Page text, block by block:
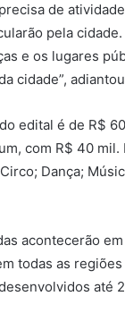
de
pela
e os lugares
cidade”,
edital é de R$
com R$ 40
Dança;
acontecerão
todas as
até